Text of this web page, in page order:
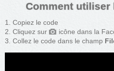
Comment utiliser
Copiez le code
Cliquez sur
icône dans la
Collez le code dans le champ